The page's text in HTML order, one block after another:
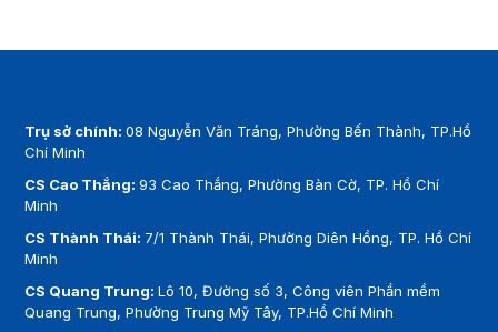
Trụ sở chính:08 Nguyễn Văn Tráng, Phường Bến Thành, TP.Hồ
Chí Minh
CS Cao Thắng:93 Cao Thắng, Phường Bàn Cờ, TP. Hồ Chí
Minh
CS Thành Thái: 7/1 Thành Thái, Phường Diên Hồng, TP. Hồ Chí
Minh
CS Quang Trung:Lô 10, Đường số 3, Công viên Phần mềm
Quang Trung, Phường Trung Mỹ Tây, TP.Hồ Chí Minh